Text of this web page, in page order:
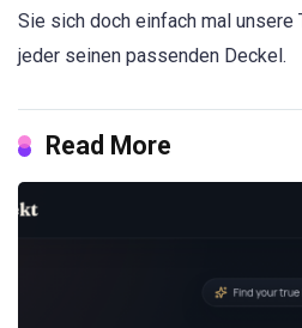
Sie sich doch einfach mal unsere
jeder seinen passenden Deckel.
Read More